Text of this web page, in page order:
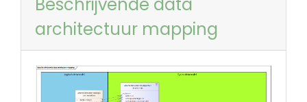
architectuur mapping